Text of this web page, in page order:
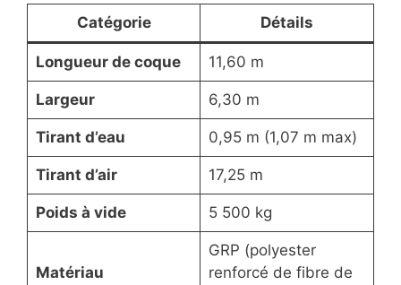
Catégorie Détails
Longueur de coque 11,60 m
Largeur 6,30 m
Tirant d’eau 0,95 m (1,07 m max)
Tirant d’air 17,25 m
Poids à vide 5 500 kg
Matériau
GRP (polyester
renforcé de fibre de